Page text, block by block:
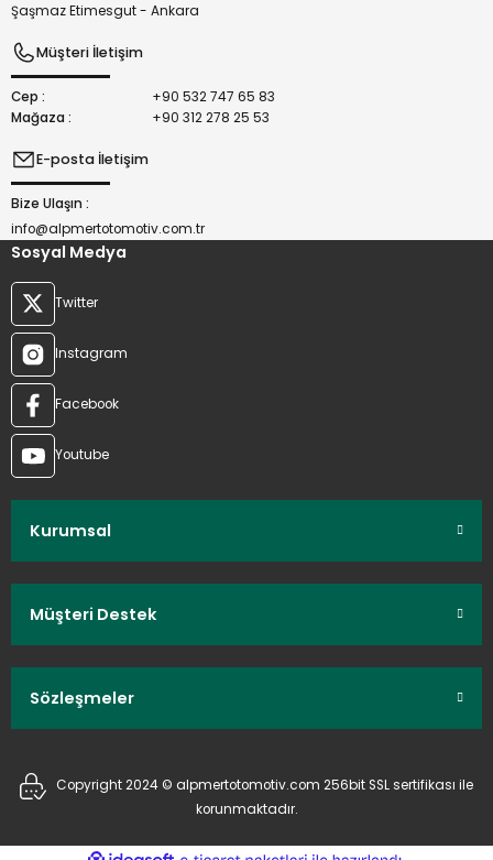
Şaşmaz Etimesgut - Ankara
Müşteri İletişim
Cep :
+90 532 747 65 83
Mağaza :
+90 312 278 25 53
E-posta İletişim
Bize Ulaşın :
info@alpmertotomotiv.com.tr
Sosyal Medya
Twitter
Instagram
Facebook
Youtube
Kurumsal
Müşteri Destek
Sözleşmeler
Copyright 2024 © alpmertotomotiv.com 256bit SSL sertifikası ile
korunmaktadır.